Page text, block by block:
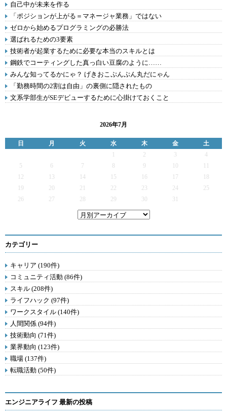
自己中が未来を作る
「ポジションが上がる＝マネージャ業務」ではない
ゼロから始めるプログラミングの必勝法
選ばれるための3要素
技術者が起業するために必要な本当のスキルとは
鋼鉄でコーティングした真っ白い豆腐のように……
みんな知ってるかにゃ？ げきおこぷんぷん丸だにゃん
「勤務時間の2割は自由」の裏側に隠されたもの
文系学部生がSEデビューするために心掛けておくこと
2026年7月
日 月 火 水 木 金
土
2 3
4
5
6 7 9
12
13 14 15 16 17
19
20 21 22 23 24
25
26
27 28 29 30 31
カテゴリー
キャリア (190件)
コミュニティ活動 (86件)
スキル (208件)
ライフハック (97件)
ワークスタイル (140件)
人間関係 (94件)
技術動向 (71件)
業界動向 (123件)
職場 (137件)
転職活動 (50件)
エンジニアライフ 最新の投稿